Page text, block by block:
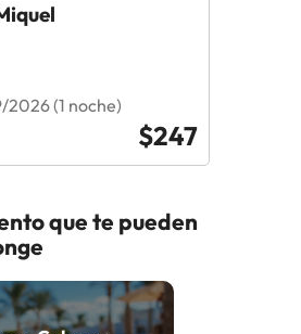
(1 noche)
$247
que te pueden